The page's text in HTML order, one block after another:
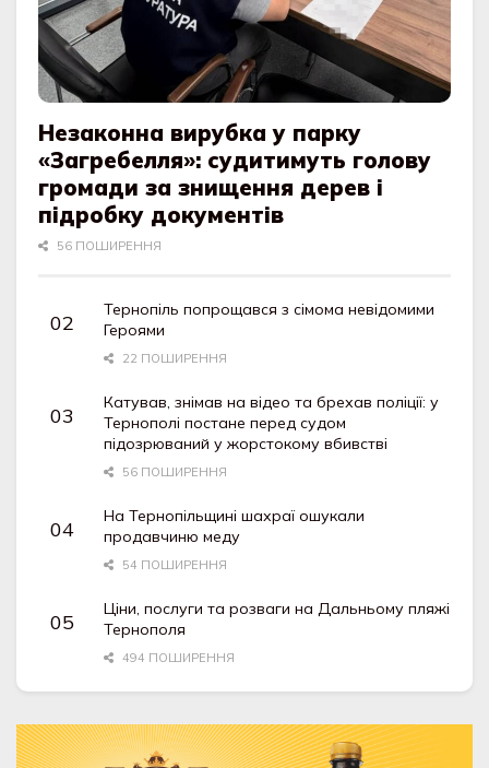
Незаконна вирубка у парку
«Загребелля»: судитимуть голову
громади за знищення дерев і
підробку документів
56 ПОШИРЕННЯ
Тернопіль попрощався з сімома невідомими
Героями
22 ПОШИРЕННЯ
Катував, знімав на відео та брехав поліції: у
Тернополі постане перед судом
підозрюваний у жорстокому вбивстві
56 ПОШИРЕННЯ
На Тернопільщині шахраї ошукали
продавчиню меду
54 ПОШИРЕННЯ
Ціни, послуги та розваги на Дальньому пляжі
Тернополя
494 ПОШИРЕННЯ